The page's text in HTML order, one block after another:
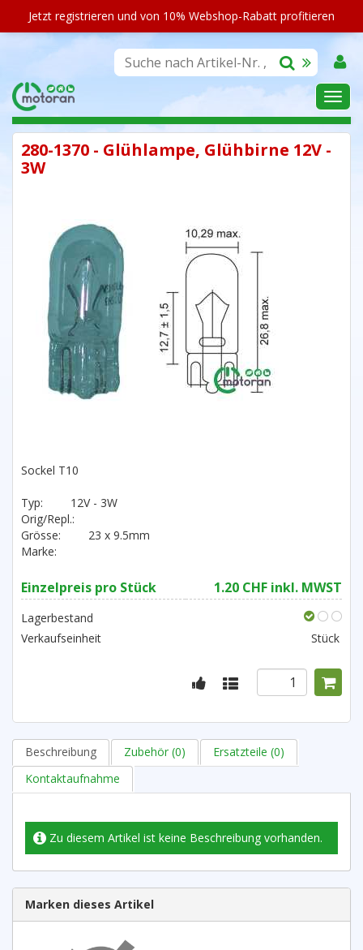
Jetzt registrieren und von 10% Webshop-Rabatt profitieren
SORTIMENT
280-1370 - Glühlampe, Glühbirne 12V -
3W
Sockel T10
Typ:
12V - 3W
Orig/Repl.:
Grösse:
23 x 9.5mm
Marke:
Einzelpreis pro Stück 1.20 CHF inkl. MWST
Lagerbestand
Verkaufseinheit
Stück
Beschreibung Zubehör (0)
Ersatzteile (0)
Kontaktaufnahme
Zu diesem Artikel ist keine Beschreibung vorhanden.
Marken dieses Artikel